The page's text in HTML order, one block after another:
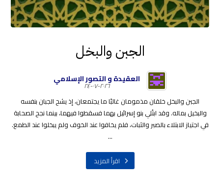
الجبن والبخل
العقيدة و التصور الإسلامي
٢٠٢٦-٠٧-٢٤
الجبن والبخل خلقان مذمومان غالبًا ما يجتمعان، إذ يشح الجبان بنفسه
والبخيل بماله. وقد ابتُلي بنو إسرائيل بهما فسقطوا فيهما، بينما نجح الصحابة
في اجتياز الابتلاء بالصبر والثبات، فلم يخافوا عند الخوف ولم يبخلوا عند الطمع.
...
اقرأ المزيد